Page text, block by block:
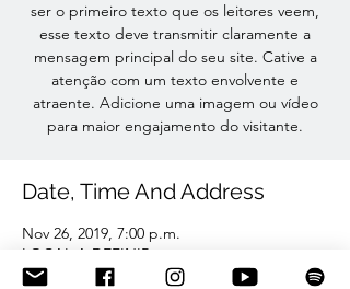
ser o primeiro texto que os leitores veem,
esse texto deve transmitir claramente a
mensagem principal do seu site. Cative a
atenção com um texto envolvente e
atraente. Adicione uma imagem ou vídeo
para maior engajamento do visitante.
Date, Time And Address
Nov 26, 2019, 7:00 p.m.
LOCAL A DEFINIR